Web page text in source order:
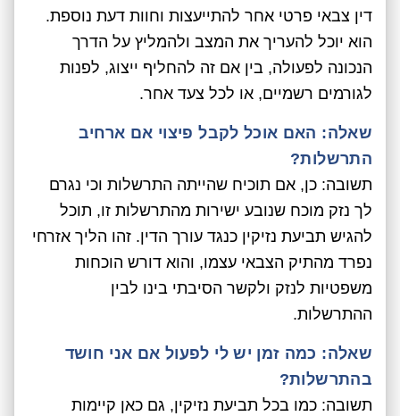
דין צבאי פרטי אחר להתייעצות וחוות דעת נוספת.
הוא יוכל להעריך את המצב ולהמליץ על הדרך
הנכונה לפעולה, בין אם זה להחליף ייצוג, לפנות
לגורמים רשמיים, או לכל צעד אחר.
שאלה: האם אוכל לקבל פיצוי אם ארחיב
התרשלות?
תשובה: כן, אם תוכיח שהייתה התרשלות וכי נגרם
לך נזק מוכח שנובע ישירות מהתרשלות זו, תוכל
להגיש תביעת נזיקין כנגד עורך הדין. זהו הליך אזרחי
נפרד מהתיק הצבאי עצמו, והוא דורש הוכחות
משפטיות לנזק ולקשר הסיבתי בינו לבין
ההתרשלות.
שאלה: כמה זמן יש לי לפעול אם אני חושד
בהתרשלות?
תשובה: כמו בכל תביעת נזיקין, גם כאן קיימות